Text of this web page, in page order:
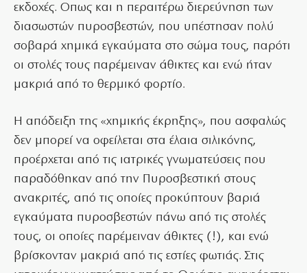
εκδοχές. Οπως και η περαιτέρω διερεύνηση των
διασωστών πυροσβεστών, που υπέστησαν πολύ
σοβαρά χημικά εγκαύματα στο σώμα τους, παρότι
οι στολές τους παρέμειναν άθικτες και ενώ ήταν
μακριά από το θερμικό φορτίο.
Η απόδειξη της «χημικής έκρηξης», που ασφαλώς
δεν μπορεί να οφείλεται στα έλαια σιλικόνης,
προέρχεται από τις ιατρικές γνωματεύσεις που
παραδόθηκαν από την Πυροσβεστική στους
ανακριτές, από τις οποίες προκύπτουν βαριά
εγκαύματα πυροσβεστών πάνω από τις στολές
τους, οι οποίες παρέμειναν άθικτες (!), και ενώ
βρίσκονταν μακριά από τις εστίες φωτιάς. Στις